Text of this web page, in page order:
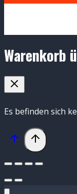
Warenkorb
Es befinden sich